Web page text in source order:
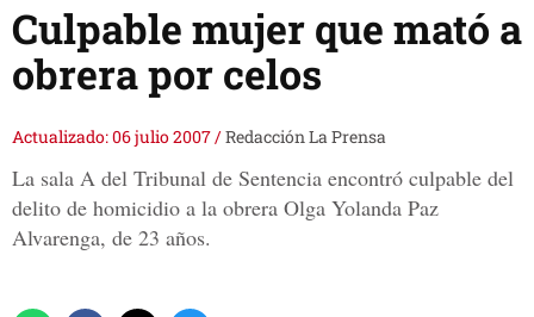
Culpable mujer que mató a
obrera por celos
Actualizado: 06 julio 2007/Redacción La Prensa
La sala A del Tribunal de Sentencia encontró culpable del
delito de homicidio a la obrera Olga Yolanda Paz
Alvarenga, de 23 años.